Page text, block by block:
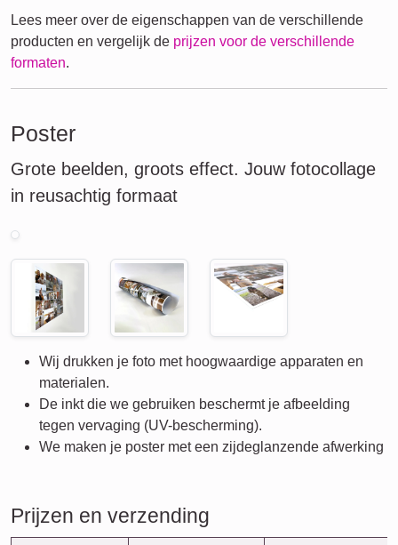
Lees meer over de eigenschappen van de verschillende
producten en vergelijk de prijzen voor de verschillende
formaten.
Poster
Grote beelden, groots effect. Jouw fotocollage
in reusachtig formaat
Wij drukken je foto met hoogwaardige apparaten en
materialen.
De inkt die we gebruiken beschermt je afbeelding
tegen vervaging (UV-bescherming).
We maken je poster met een zijdeglanzende afwerking
Prijzen en verzending